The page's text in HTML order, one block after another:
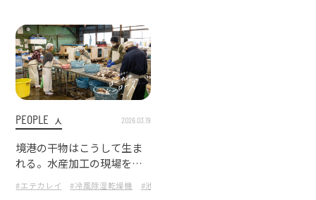
PEOPLE 人 2026.03.19
境港の干物はこうして生ま
れる。水産加工の現場を訪
#エテカレイ #冷風除湿乾燥機 #池淵貴光